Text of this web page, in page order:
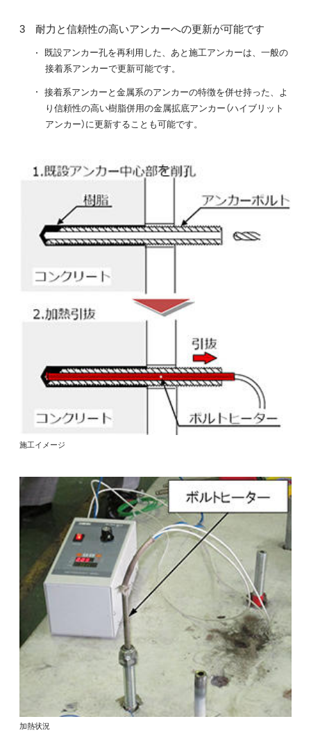
耐力と信頼性の高いアンカーへの更新が可能です
既設アンカー孔を再利用した、あと施工アンカーは、一般の
接着系アンカーで更新可能です。
接着系アンカーと金属系のアンカーの特徴を併せ持った、よ
り信頼性の高い樹脂併用の金属拡底アンカー（ハイブリット
アンカー）に更新することも可能です。
施工イメージ
加熱状況